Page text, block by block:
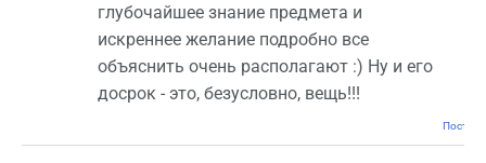
глубочайшее знание предмета и
искреннее желание подробно все
объяснить очень располагают :) Ну и его
досрок - это, безусловно, вещь!!!